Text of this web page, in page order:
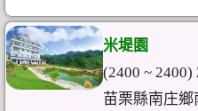
米堤園
(2400 ~ 2400)
苗栗縣南庄